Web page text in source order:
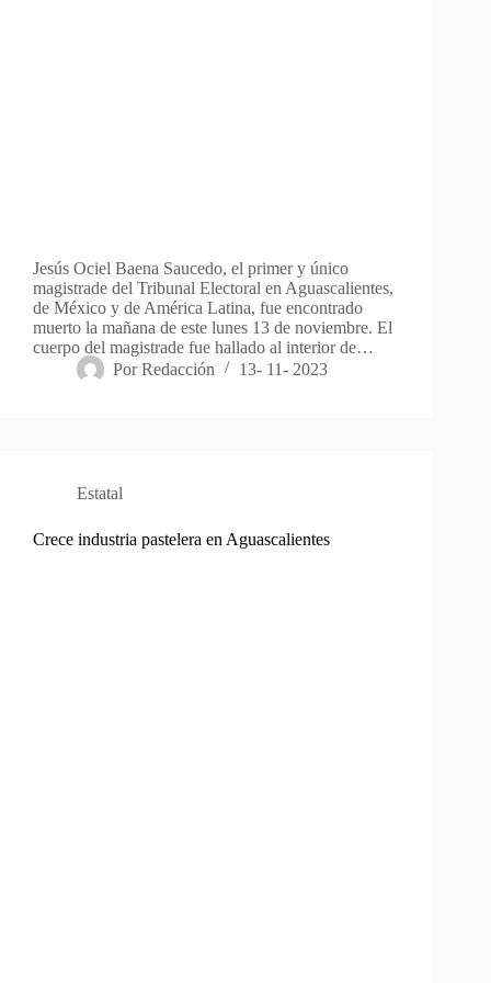
Jesús Ociel Baena Saucedo, el primer y único
magistrade del Tribunal Electoral en Aguascalientes,
de México y de América Latina, fue encontrado
muerto la mañana de este lunes 13 de noviembre. El
cuerpo del magistrade fue hallado al interior de…
Por Redacción 13- 11- 2023
Estatal
Crece industria pastelera en Aguascalientes